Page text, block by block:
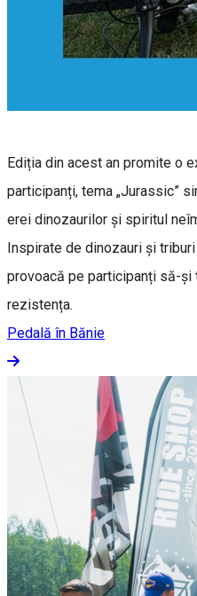
Ediția din acest an promite o
participanți, tema „Jurassic”
erei dinozaurilor și spiritul
Inspirate de dinozauri și
provoacă pe participanți să-
rezistența.
Pedală în Bănie